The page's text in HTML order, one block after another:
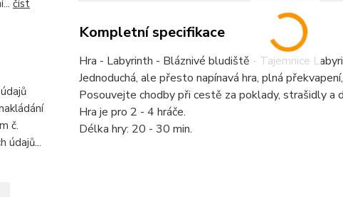
číst
č.
údajů...
Kompletní specifikace
Hra - Labyrinth - Bláznivé bludiště - Tajemnice
Jednoduchá, ale přesto napínavá hra, plná
Posouvejte chodby při cestě za poklady, strašidly a
Hra je pro 2 - 4 hráče.
Délka hry: 20 - 30 min.